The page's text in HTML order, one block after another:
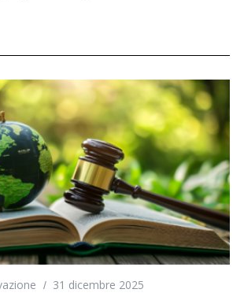
31 dicembre 2025